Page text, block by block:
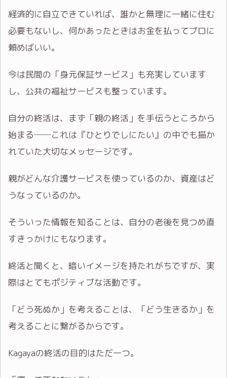
経済的に自立できていれば、誰かと無理に一緒に住む
必要もないし、何かあったときはお金を払ってプロに
頼めばいい。
今は民間の「身元保証サービス」も充実しています
し、公共の福祉サービスも整っています。
自分の終活は、まず「親の終活」を手伝うところから
始まる──これは『ひとりでしにたい』の中でも描か
れていた大切なメッセージです。
親がどんな介護サービスを使っているのか、資産はど
うなっているのか。
そういった情報を知ることは、自分の老後を見つめ直
すきっかけにもなります。
終活と聞くと、暗いイメージを持たれがちですが、実
際はとてもポジティブな活動です。
「どう死ぬか」を考えることは、「どう生きるか」を
考えることに繋がるからです。
Kagayaの終活の目的はただ一つ。